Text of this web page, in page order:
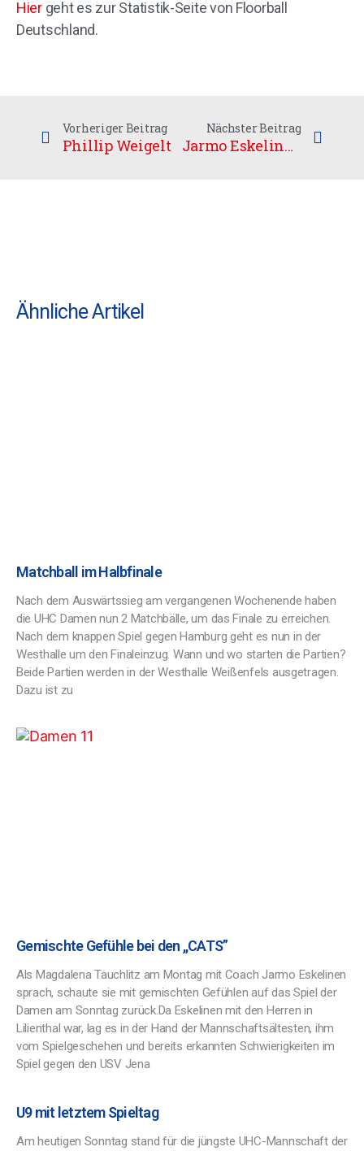
Hier geht es zur Statistik-Seite von Floorball
Deutschland.
Vorheriger Beitrag
Phillip Weigelt
Nächster Beitrag
Jarmo Eskelinen komplettiert UHC-Kader
Ähnliche Artikel
Matchball im Halbfinale
Nach dem Auswärtssieg am vergangenen Wochenende haben
die UHC Damen nun 2 Matchbälle, um das Finale zu erreichen.
Nach dem knappen Spiel gegen Hamburg geht es nun in der
Westhalle um den Finaleinzug. Wann und wo starten die Partien?
Beide Partien werden in der Westhalle Weißenfels ausgetragen.
Dazu ist zu
Gemischte Gefühle bei den ,,CATS”
Als Magdalena Tauchlitz am Montag mit Coach Jarmo Eskelinen
sprach, schaute sie mit gemischten Gefühlen auf das Spiel der
Damen am Sonntag zurück.Da Eskelinen mit den Herren in
Lilienthal war, lag es in der Hand der Mannschaftsältesten, ihm
vom Spielgeschehen und bereits erkannten Schwierigkeiten im
Spiel gegen den USV Jena
U9 mit letztem Spieltag
Am heutigen Sonntag stand für die jüngste UHC-Mannschaft der